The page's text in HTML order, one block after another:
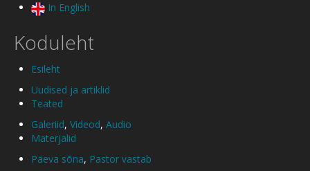
In English
Koduleht
Esileht
Uudised ja artiklid
Teated
Galeriid, Videod, Audio
Materjalid
Päeva sõna, Pastor vastab